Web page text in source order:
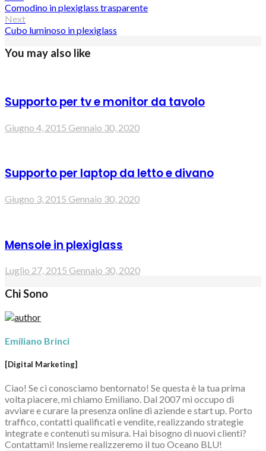
Comodino in plexiglass trasparente
Next
Cubo luminoso in plexiglass
You may also like
Supporto per tv e monitor da tavolo
Giugno 4, 2015 Gennaio 30, 2020
Supporto per laptop da letto e divano
Giugno 3, 2015 Gennaio 30, 2020
Mensole in plexiglass
Luglio 27, 2015 Gennaio 30, 2020
Chi Sono
Emiliano Brinci
[Digital Marketing]
Ciao! Se ci conosciamo bentornato! Se questa è la tua prima
volta piacere, mi chiamo Emiliano. Dal 2007 mi occupo di
avviare e curare la presenza online di aziende e start up. Porto
traffico, contatti qualificati e vendite, realizzando strategie
integrate e contenuti su misura. Hai bisogno di nuovi clienti?
Contattami! Insieme realizzeremo il tuo Oceano BLU!